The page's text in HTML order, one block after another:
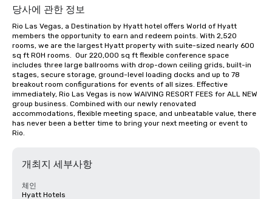
당사에 관한 정보
Rio Las Vegas, a Destination by Hyatt hotel offers World of Hyatt
members the opportunity to earn and redeem points. With 2,520
rooms, we are the largest Hyatt property with suite-sized nearly 600
sq ft ROH rooms.  Our 220,000 sq ft flexible conference space
includes three large ballrooms with drop-down ceiling grids, built-in
stages, secure storage, ground-level loading docks and up to 78
breakout room configurations for events of all sizes. Effective
immediately, Rio Las Vegas is now WAIVING RESORT FEES for ALL NEW
group business. Combined with our newly renovated
accommodations, flexible meeting space, and unbeatable value, there
has never been a better time to bring your next meeting or event to
Rio.
개최지 세부사항
체인
Hyatt Hotels